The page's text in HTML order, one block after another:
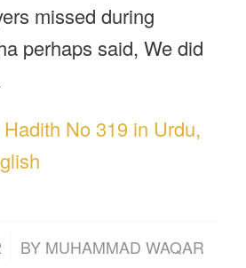
missed during
perhaps said, We did
No 319 in Urdu,
BY MUHAMMAD WAQAR